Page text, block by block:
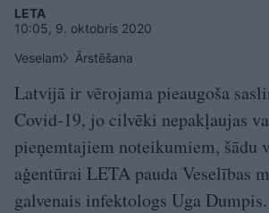
LETA
10:05, 9. oktobris 2020
Veselam
Ārstēšana
Latvijā ir vērojama pieaugoša
Covid-19, jo cilvēki nepakļaujas
pieņemtajiem noteikumiem, šādu
aģentūrai LETA pauda Veselības
galvenais infektologs Uga Dumpis.